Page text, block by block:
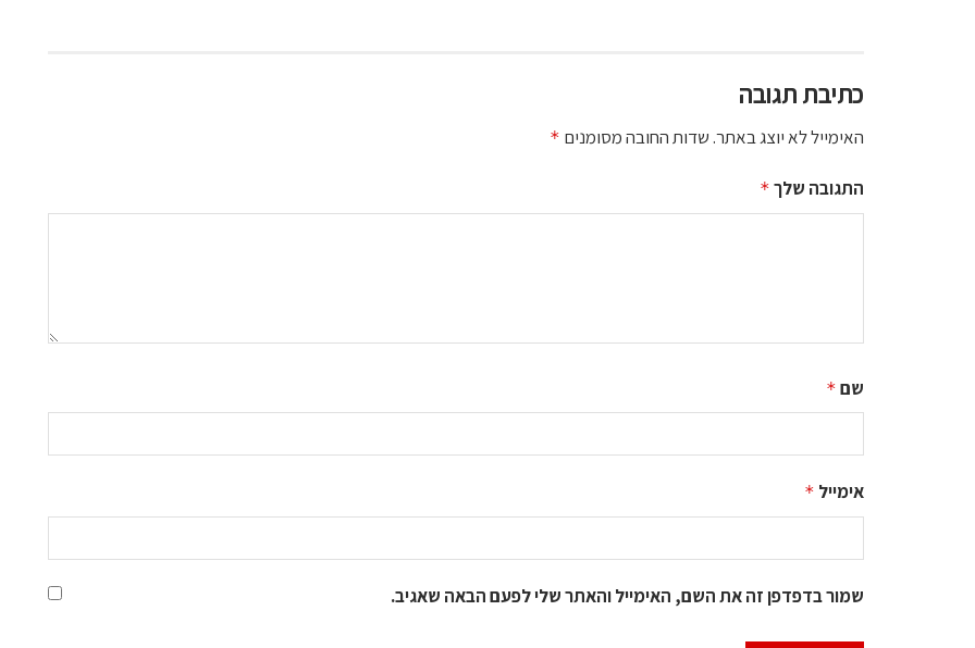
כתיבת תגובה
האימייל לא יוצג באתר.שדות החובה מסומנים *
התגובה שלך *
שם *
אימייל *
שמור בדפדפן זה את השם, האימייל והאתר שלי לפעם הבאה שאגיב.